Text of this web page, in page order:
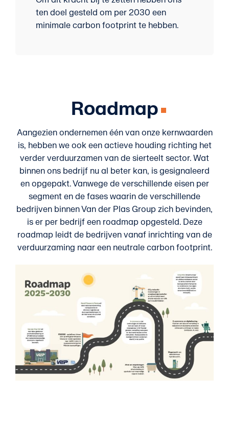
ten doel gesteld om per 2030 een
minimale carbon footprint te hebben.
Roadmap
Aangezien ondernemen één van onze kernwaarden
is, hebben we ook een actieve houding richting het
verder verduurzamen van de sierteelt sector. Wat
binnen ons bedrijf nu al beter kan, is gesignaleerd
en opgepakt. Vanwege de verschillende eisen per
segment en de fases waarin de verschillende
bedrijven binnen Van der Plas Group zich bevinden,
is er per bedrijf een roadmap opgesteld. Deze
roadmap leidt de bedrijven vanaf inrichting van de
verduurzaming naar een neutrale carbon footprint.